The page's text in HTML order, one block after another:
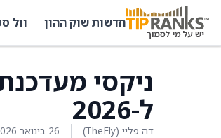
חדשות שוק ההון וול
ל-2026
דה פליי (TheFly) 26 בינואר 2026